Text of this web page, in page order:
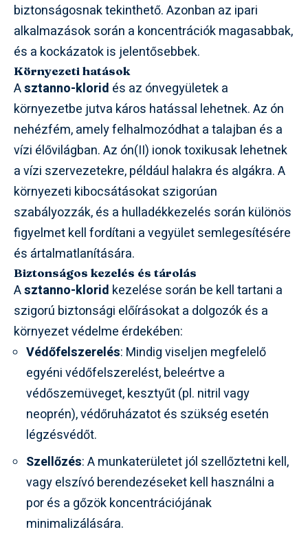
biztonságosnak tekinthető. Azonban az ipari
alkalmazások során a koncentrációk magasabbak,
és a kockázatok is jelentősebbek.
Környezeti hatások
Asztanno-klorid és az ónvegyületek a
környezetbe jutva káros hatással lehetnek. Az ón
nehézfém, amely felhalmozódhat a talajban és a
vízi élővilágban. Az ón(II) ionok toxikusak lehetnek
a vízi szervezetekre, például halakra és algákra. A
környezeti kibocsátásokat szigorúan
szabályozzák, és a hulladékkezelés során különös
figyelmet kell fordítani a vegyület semlegesítésére
és ártalmatlanítására.
Biztonságos kezelés és tárolás
Asztanno-klorid kezelése során be kell tartani a
szigorú biztonsági előírásokat a dolgozók és a
környezet védelme érdekében:
Védőfelszerelés: Mindig viseljen megfelelő
egyéni védőfelszerelést, beleértve a
védőszemüveget, kesztyűt (pl. nitril vagy
neoprén), védőruházatot és szükség esetén
légzésvédőt.
Szellőzés: A munkaterületet jól szellőztetni kell,
vagy elszívó berendezéseket kell használni a
por és a gőzök koncentrációjának
minimalizálására.